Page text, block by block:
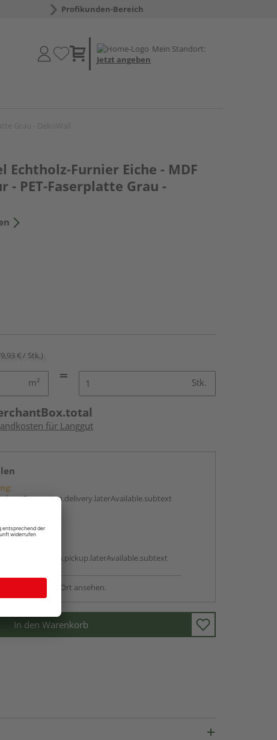
Profikunden-Bereich
Mein Standort:
Jetzt angeben
Echtholz-Furnier Eiche - MDF
- PET-Faserplatte Grau -
€ / Stk.)
m² Stk.
für Langgut
abholen
- vor Ort ansehen.
In den Warenkorb